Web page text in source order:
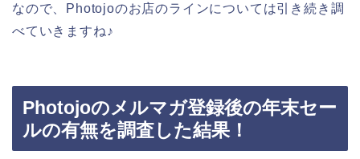
なので、Photojoのお店のラインについては引き続き調
べていきますね♪
Photojoのメルマガ登録後の年末セー
ルの有無を調査した結果！